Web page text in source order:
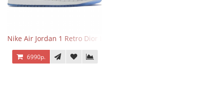
Nike Air Jordan 1 Retro Dior Low
6990р.